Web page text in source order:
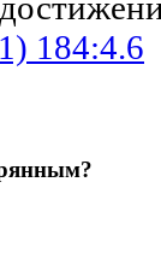
184:4.6